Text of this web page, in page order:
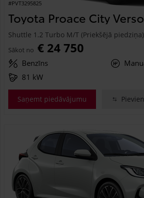
#PVT3295825
Toyota Proace City Verso
Shuttle 1.2 Turbo M/T (Priekšējā
Sākot no € 24 750
Benzīns
81 kW
Saņemt piedāvājumu